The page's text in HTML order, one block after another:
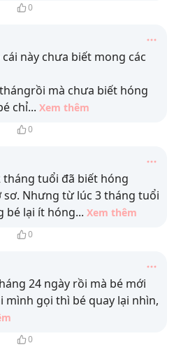
0
cái này chưa biết mong các
mà chưa biết hóng
chỉ... Xem thêm
0
tháng tuổi đã biết hóng
sơ. Nhưng từ lúc 3 tháng tuổi
bé lại ít hóng... Xem thêm
0
24 ngày rồi mà bé mới
mình gọi thì bé quay lại nhìn,
0